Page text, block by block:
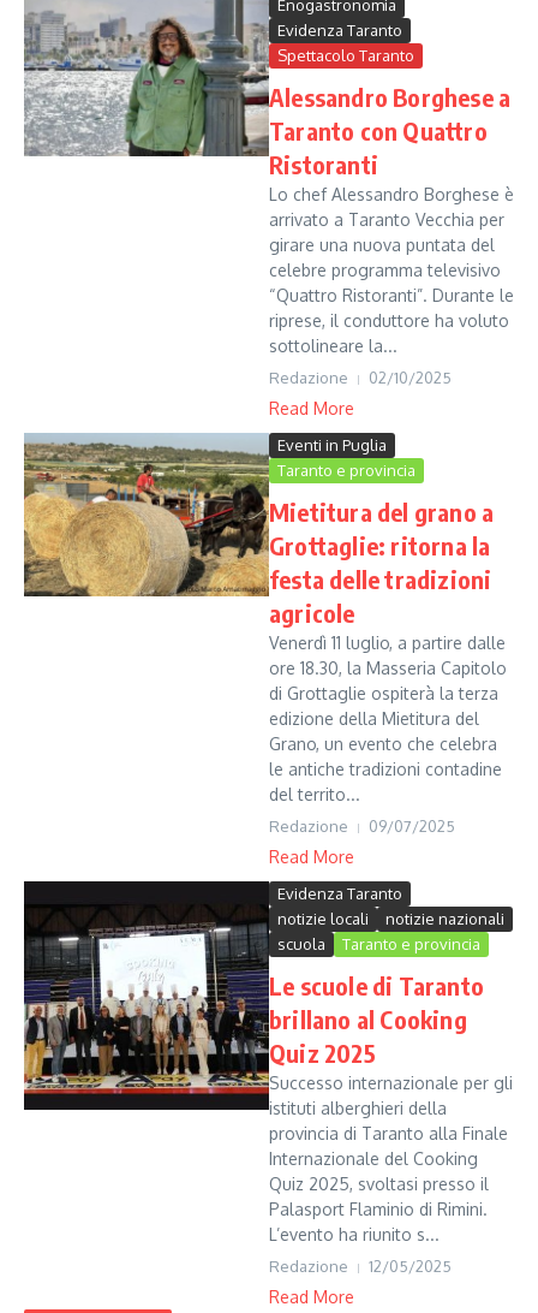
Enogastronomia
Evidenza Taranto
Spettacolo Taranto
Alessandro Borghese a
Taranto con Quattro
Ristoranti
Lo chef Alessandro Borghese è
arrivato a Taranto Vecchia per
girare una nuova puntata del
celebre programma televisivo
“Quattro Ristoranti”. Durante le
riprese, il conduttore ha voluto
sottolineare la...
Redazione 02/10/2025
Read More
Eventi in Puglia
Taranto e provincia
Mietitura del grano a
Grottaglie: ritorna la
festa delle tradizioni
agricole
Venerdì 11 luglio, a partire dalle
ore 18.30, la Masseria Capitolo
di Grottaglie ospiterà la terza
edizione della Mietitura del
Grano, un evento che celebra
le antiche tradizioni contadine
del territo...
Redazione 09/07/2025
Read More
Evidenza Taranto
notizie locali
notizie nazionali
scuola
Taranto e provincia
Le scuole di Taranto
brillano al Cooking
Quiz 2025
Successo internazionale per gli
istituti alberghieri della
provincia di Taranto alla Finale
Internazionale del Cooking
Quiz 2025, svoltasi presso il
Palasport Flaminio di Rimini.
L’evento ha riunito s...
Redazione 12/05/2025
Read More